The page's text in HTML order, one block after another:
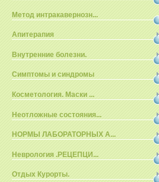
Метод интракавернозн...
Апитерапия
Внутренние болезни.
Симптомы и синдромы
Косметология. Маски ...
Неотложные состояния...
НОРМЫ ЛАБОРАТОРНЫХ А...
Неврология .РЕЦЕПЦИ...
Отдых Курорты.